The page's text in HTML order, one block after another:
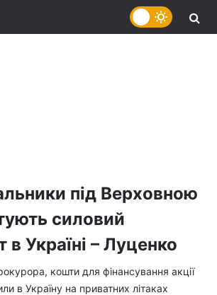
під Верховною
силовий
в Україні – Луценко
кошти для фінансування акції
в Україну на приватних літаках